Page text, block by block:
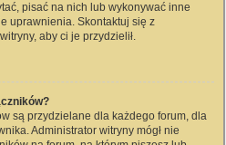
pisać na nich lub wykonywać inne
uprawnienia. Skontaktuj się z
aby ci je przydzielił.
są przydzielane dla każdego forum, dla
Administrator witryny mógł nie